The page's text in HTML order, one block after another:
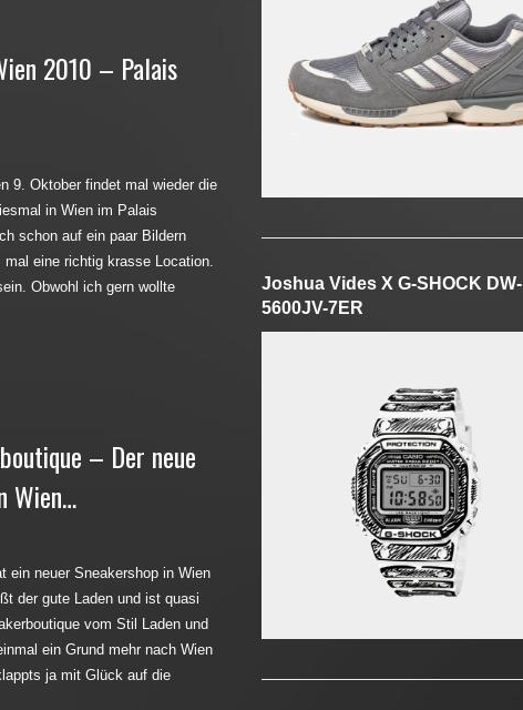
2010 – Palais
9. Oktober findet mal wieder die
in Wien im Palais
schon auf ein paar Bildern
eine richtig krasse Location.
Obwohl ich gern wollte
– Der neue
Wien…
ein neuer Sneakershop in Wien
der gute Laden und ist quasi
vom Stil Laden und
ein Grund mehr nach Wien
ja mit Glück auf die
Joshua Vides X G-SHOCK DW-
5600JV-7ER